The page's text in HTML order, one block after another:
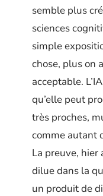
semble plus
sciences
simple
chose, plus on
acceptable.
qu’elle peut
très proches,
comme autant
La preuve, hier
dilue dans la
un produit de